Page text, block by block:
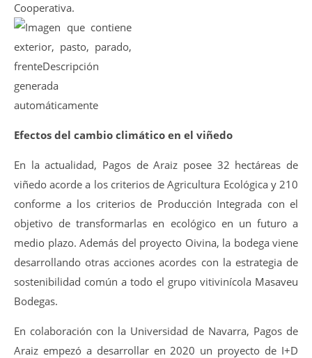
Cooperativa.
Efectos del cambio climático en el viñedo
En la actualidad, Pagos de Araiz posee 32 hectáreas de
viñedo acorde a los criterios de Agricultura Ecológica y 210
conforme a los criterios de Producción Integrada con el
objetivo de transformarlas en ecológico en un futuro a
medio plazo. Además del proyecto Oivina, la bodega viene
desarrollando otras acciones acordes con la estrategia de
sostenibilidad común a todo el grupo vitivinícola Masaveu
Bodegas.
En colaboración con la Universidad de Navarra, Pagos de
Araiz empezó a desarrollar en 2020 un proyecto de I+D